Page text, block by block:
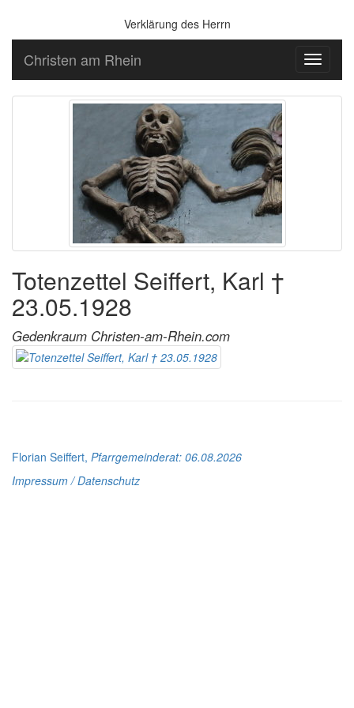
Verklärung des Herrn
Toggle
Christen am Rhein
Totenzettel Seiffert, Karl †
23.05.1928
Gedenkraum Christen-am-Rhein.com
Florian Seiffert, Pfarrgemeinderat: 06.08.2026
Impressum / Datenschutz